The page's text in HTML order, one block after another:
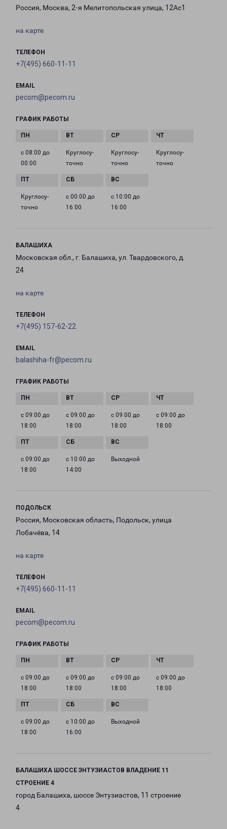
Россия, Москва, 2-я Мелитопольская улица, 12Ас1
на карте
ТЕЛЕФОН
+7(495) 660-11-11
EMAIL
pecom@pecom.ru
ГРАФИК РАБОТЫ
с 08:00 до
00:00
Круглосу­
точно
Круглосу­
точно
Круглосу­
точно
Круглосу­
точно
с 00:00 до
16:00
с 10:00 до
16:00
БАЛАШИХА
Московская обл., г. Балашиха, ул. Твардовского, д.
24
на карте
ТЕЛЕФОН
+7(495) 157-62-22
EMAIL
balashiha-fr@pecom.ru
ГРАФИК РАБОТЫ
с 09:00 до
18:00
с 09:00 до
18:00
с 09:00 до
18:00
с 09:00 до
18:00
с 09:00 до
18:00
с 10:00 до
14:00
Выходной
ПОДОЛЬСК
Россия, Московская область, Подольск, улица
Лобачёва, 14
на карте
ТЕЛЕФОН
+7(495) 660-11-11
EMAIL
pecom@pecom.ru
ГРАФИК РАБОТЫ
с 09:00 до
18:00
с 09:00 до
18:00
с 09:00 до
18:00
с 09:00 до
18:00
с 09:00 до
18:00
с 10:00 до
16:00
Выходной
БАЛАШИХА ШОССЕ ЭНТУЗИАСТОВ ВЛАДЕНИЕ 11
СТРОЕНИЕ 4
город Балашиха, шоссе Энтузиастов, 11 строение
4